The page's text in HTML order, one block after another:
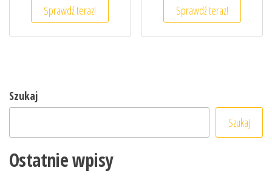
Sprawdź teraz! Sprawdź teraz!
Szukaj
Szukaj
Ostatnie wpisy